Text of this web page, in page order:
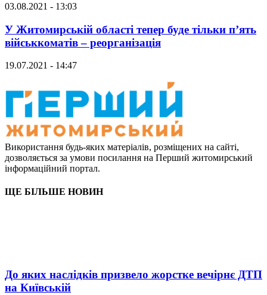
03.08.2021 - 13:03
У Житомирській області тепер буде тільки п’ять
військкоматів – реорганізація
19.07.2021 - 14:47
Використання будь-яких матеріалів, розміщених на сайті,
дозволяється за умови посилання на Перший житомирський
інформаційний портал.
ЩЕ БІЛЬШЕ НОВИН
До яких наслідків призвело жорстке вечірнє ДТП
на Київській